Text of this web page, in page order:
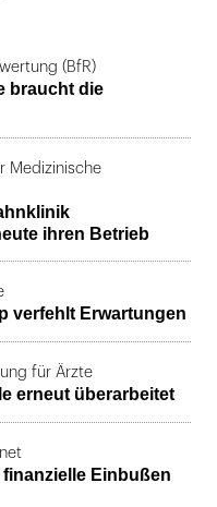
(BfR)
braucht die
Medizinische
ihren Betrieb
verfehlt Erwartungen
für Ärzte
erneut überarbeitet
Einbußen